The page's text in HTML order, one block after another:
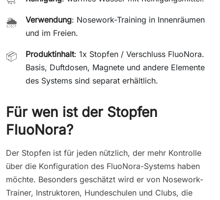
🌦️ Verwendung: Nosework-Training in Innenräumen
und im Freien.
📦 Produktinhalt: 1x Stopfen / Verschluss FluoNora.
Basis, Duftdosen, Magnete und andere Elemente
des Systems sind separat erhältlich.
Für wen ist der Stopfen
FluoNora?
Der Stopfen ist für jeden nützlich, der mehr Kontrolle
über die Konfiguration des FluoNora-Systems haben
möchte. Besonders geschätzt wird er von Nosework-
Trainer, Instruktoren, Hundeschulen und Clubs, die